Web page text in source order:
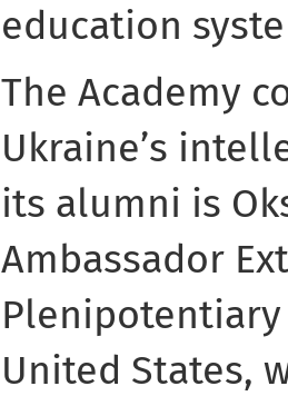
education
The Academy
Ukraine’s
its alumni is
Ambassador
United States,